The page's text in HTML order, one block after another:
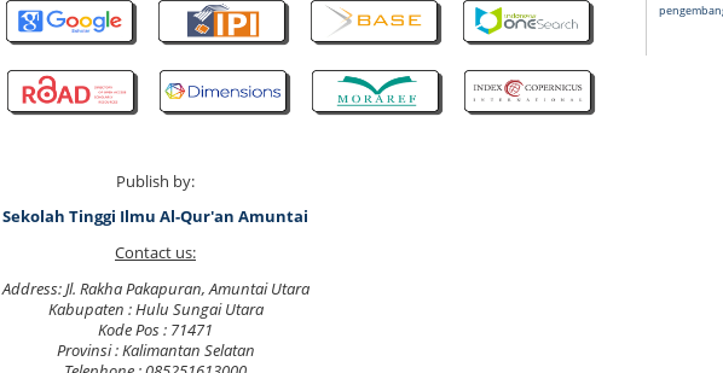
Publish by:
Sekolah Tinggi Ilmu Al-Qur'an Amuntai
Contact us:
Address: Jl. Rakha Pakapuran, Amuntai Utara
Kabupaten : Hulu Sungai Utara
Kode Pos : 71471
Provinsi : Kalimantan Selatan